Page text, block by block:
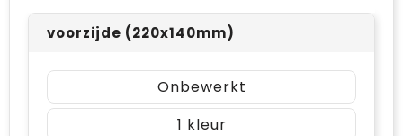
voorzijde (220x140mm)
Onbewerkt
1